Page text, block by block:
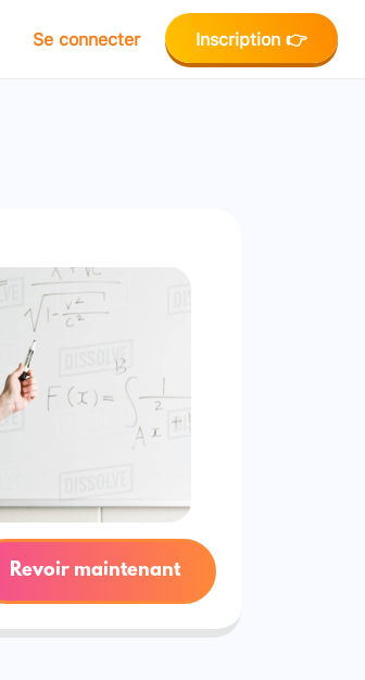
Se connecter Inscription 👉
Revoir maintenant